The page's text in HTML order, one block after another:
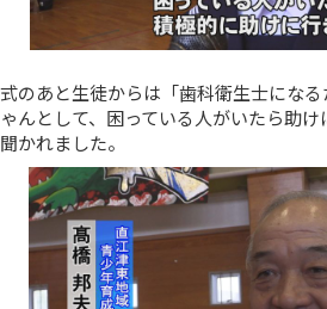
式のあと生徒からは「歯科衛生士にな
ゃんとして、困っている人がいたら助
聞かれました。